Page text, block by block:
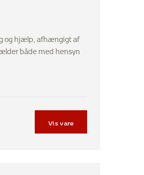
og hjælp, afhængigt af
både med hensyn
Vis vare